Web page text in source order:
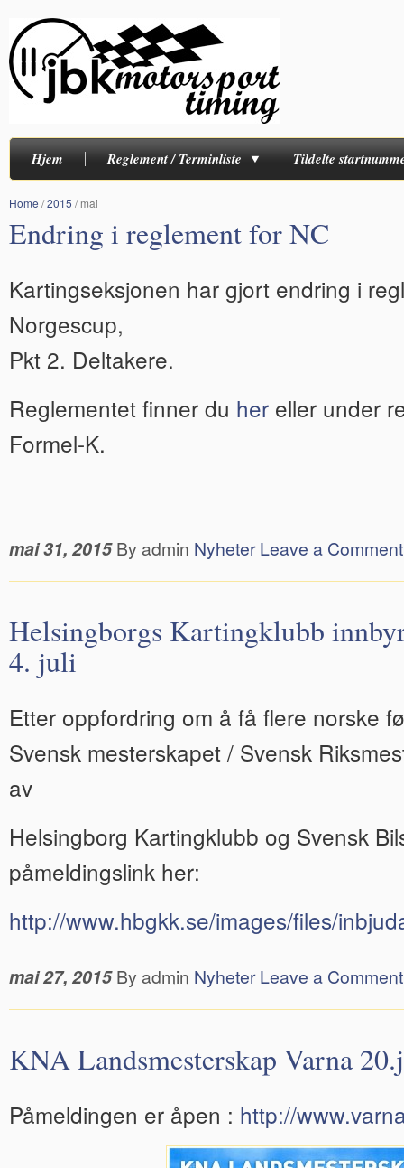
Hjem Reglement / Terminliste Tildelte
Home /2015 / mai
Endring i reglement for NC
Kartingseksjonen har gjort endring i
Norgescup,
Pkt 2. Deltakere.
Reglementet finner du her eller under
Formel-K.
mai 31, 2015 By admin Nyheter Leave a Comment
Helsingborgs Kartingklubb
4. juli
Etter oppfordring om å få flere norske
Svensk mesterskapet / Svensk
av
Helsingborg Kartingklubb og Svensk
påmeldingslink her:
http://www.hbgkk.se/images/files/
mai 27, 2015 By admin Nyheter Leave a Comment
KNA Landsmesterskap Varna
Påmeldingen er åpen : http://